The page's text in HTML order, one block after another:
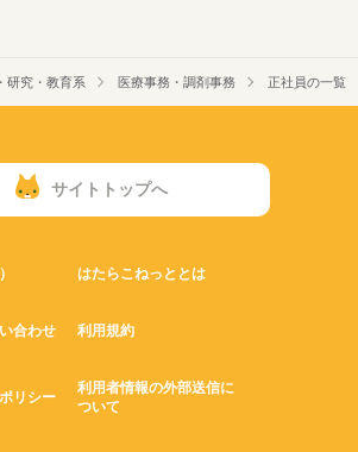
研究・教育系 医療事務・調剤事務 正社員の一覧
サイトトップへ
はたらこねっととは
合わせ 利用規約
リシー
利用者情報の外部送信に
ついて